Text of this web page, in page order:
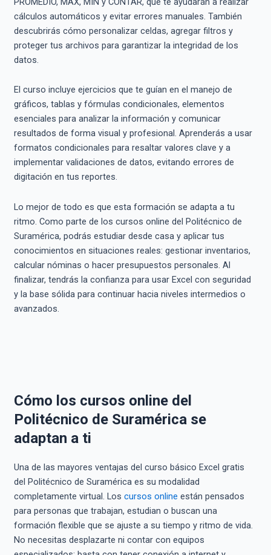
cálculos automáticos y evitar errores manuales. También
descubrirás cómo personalizar celdas, agregar filtros y
proteger tus archivos para garantizar la integridad de los
datos.
El curso incluye ejercicios que te guían en el manejo de
gráficos, tablas y fórmulas condicionales, elementos
esenciales para analizar la información y comunicar
resultados de forma visual y profesional. Aprenderás a usar
formatos condicionales para resaltar valores clave y a
implementar validaciones de datos, evitando errores de
digitación en tus reportes.
Lo mejor de todo es que esta formación se adapta a tu
ritmo. Como parte de los cursos online del Politécnico de
Suramérica, podrás estudiar desde casa y aplicar tus
conocimientos en situaciones reales: gestionar inventarios,
calcular nóminas o hacer presupuestos personales. Al
finalizar, tendrás la confianza para usar Excel con seguridad
y la base sólida para continuar hacia niveles intermedios o
avanzados.
Cómo los cursos online del
Politécnico de Suramérica se
adaptan a ti
Una de las mayores ventajas del curso básico Excel gratis
del Politécnico de Suramérica es su modalidad
completamente virtual. Los cursos online están pensados
para personas que trabajan, estudian o buscan una
formación flexible que se ajuste a su tiempo y ritmo de vida.
No necesitas desplazarte ni contar con equipos